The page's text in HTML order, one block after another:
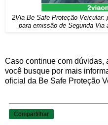
2Via Be Safe Proteção Veicular:
para emissão de Segunda Via
Caso continue com dúvidas,
você busque por mais
oficial da Be Safe Proteção
Compartilhar